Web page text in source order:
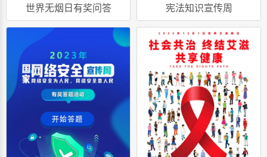
世界无烟日有奖问答 宪法知识宣传周